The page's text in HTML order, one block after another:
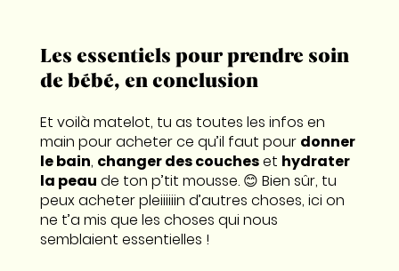
Les essentiels pour prendre soin
de bébé, en conclusion
Et voilà matelot, tu as toutes les infos en
main pour acheter ce qu’il faut pour donner
le bain, changer des coucheset hydrater
la peau de ton p’tit mousse. 😊 Bien sûr, tu
peux acheter pleiiiiiin d’autres choses, ici on
ne t’a mis que les choses qui nous
semblaient essentielles !